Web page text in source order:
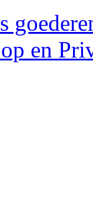
en